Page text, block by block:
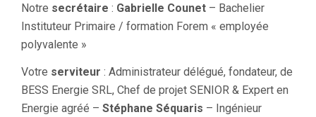
Notre secrétaire : Gabrielle Counet – Bachelier
Instituteur Primaire / formation Forem « employée
polyvalente »
Votre serviteur : Administrateur délégué, fondateur, de
BESS Energie SRL, Chef de projet SENIOR & Expert en
Energie agréé – Stéphane Séquaris – Ingénieur